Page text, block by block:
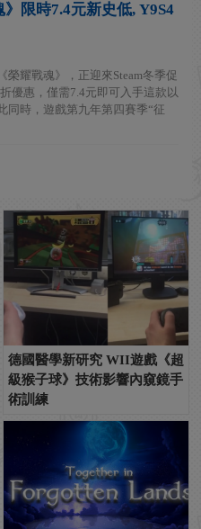
》限時7.4元新史低, Y9S4
耀戰魂》，正迎來Steam冬季促
優惠，僅需7.4元即可入手這款以
同時，遊戲第九年第四賽季“征
德國醫學新研究 WII遊戲《超
級猴子球》技術影響內窺鏡手
術訓練